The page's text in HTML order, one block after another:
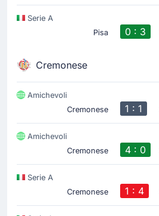
Serie A
Pisa
0 : 3
Cremonese
Amichevoli
Cremonese
1 : 1
Amichevoli
Cremonese
4 : 0
Serie A
Cremonese
1 : 4